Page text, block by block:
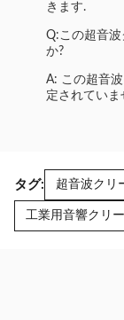
きます.
Q:この超音
か?
A: この超音
定されていま
タグ: 超音波クリ
工業用音響クリ